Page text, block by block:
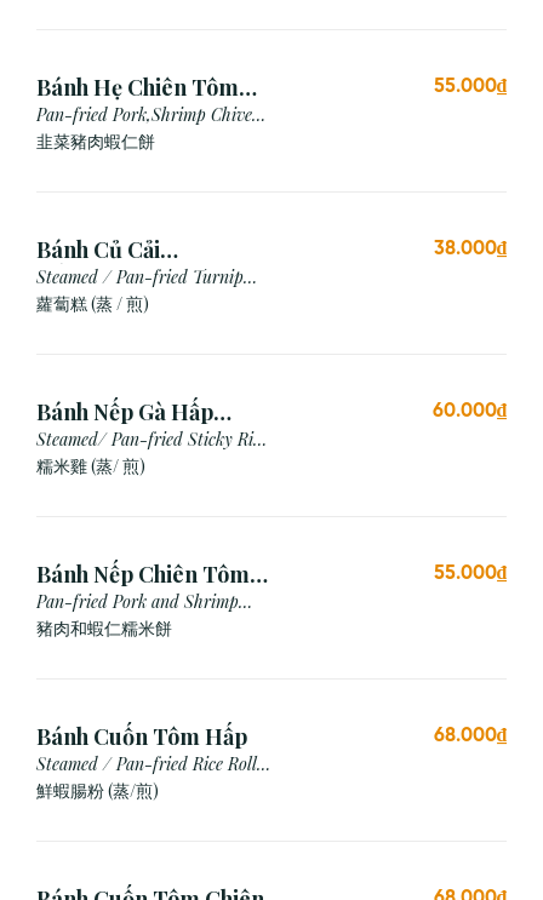
Bánh Hẹ Chiên Tôm
Thịt
Pan-fried Pork,Shrimp Chive
Cake
韭菜豬肉蝦仁餅
55.000₫
Bánh Củ Cải
Hấp/Chiên (3 viên)
Steamed / Pan-fried Turnip
Cake
蘿蔔糕 (蒸 / 煎)
38.000₫
Bánh Nếp Gà Hấp
/Chiên (2 cái)
Steamed/ Pan-fried Sticky Rice
Chicken
糯米雞 (蒸/ 煎)
60.000₫
Bánh Nếp Chiên Tôm
Thịt (3 Cái)
Pan-fried Pork and Shrimp
Glutinous Rice Cake
豬肉和蝦仁糯米餅
55.000₫
Bánh Cuốn Tôm Hấp
Steamed / Pan-fried Rice Roll
with Shrimp
鮮蝦腸粉 (蒸/煎)
68.000₫